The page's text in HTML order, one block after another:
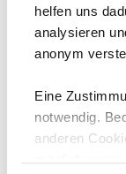
helfen uns
analysieren
anonym
Eine
notwendig.
anderen
Antrag